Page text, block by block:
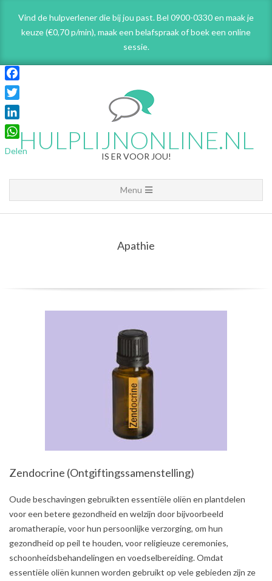
content
Vind de hulpverlener die bij jou past. Bel 0900-0330 en maak je
keuze (€0,70 p/min), maak een belafspraakof boek een online
sessie.
HULPLIJNONLINE.NL
IS ER VOOR JOU!
Navigation
Menu
Menu
Apathie
Zendocrine (Ontgiftingssamenstelling)
2021-
Oude beschavingen gebruikten essentiële oliën en plantdelen
voor een betere gezondheid en welzijn door bijvoorbeeld
aromatherapie, voor hun persoonlijke verzorging, om hun
gezondheid op peil te houden, voor religieuze ceremonies,
schoonheidsbehandelingen en voedselbereiding. Omdat
essentiële oliën kunnen worden gebruikt op vele gebieden zijn ze
Facebook
Twitter
LinkedIn
WhatsApp
Delen